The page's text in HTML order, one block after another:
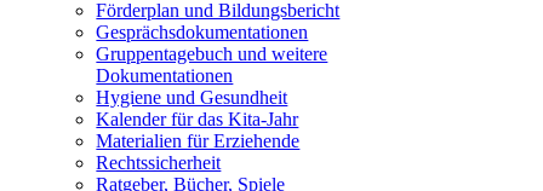
Förderplan und Bildungsbericht
Gesprächsdokumentationen
Gruppentagebuch und weitere
Dokumentationen
Hygiene und Gesundheit
Kalender für das Kita-Jahr
Materialien für Erziehende
Rechtssicherheit
Ratgeber, Bücher, Spiele